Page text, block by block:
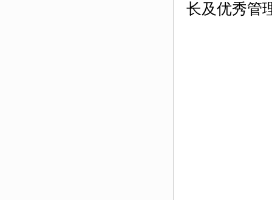
长及优秀管